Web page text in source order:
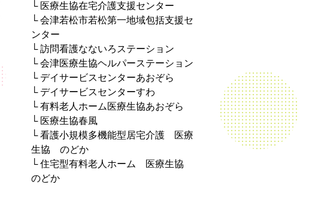
医療生協在宅介護支援センター
会津若松市若松第一地域包括支援セ
ンター
訪問看護なないろステーション
会津医療生協ヘルパーステーション
デイサービスセンターあおぞら
デイサービスセンターすわ
有料老人ホーム医療生協あおぞら
医療生協春風
看護小規模多機能型居宅介護 医療
生協 のどか
住宅型有料老人ホーム 医療生協
のどか